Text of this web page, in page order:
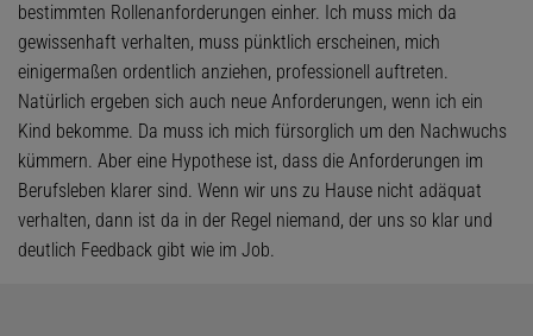
bestimmten Rollenanforderungen einher. Ich muss mich da
gewissenhaft verhalten, muss pünktlich erscheinen, mich
einigermaßen ordentlich anziehen, professionell auftreten.
Natürlich ergeben sich auch neue Anforderungen, wenn ich ein
Kind bekomme. Da muss ich mich fürsorglich um den Nachwuchs
kümmern. Aber eine Hypothese ist, dass die Anforderungen im
Berufsleben klarer sind. Wenn wir uns zu Hause nicht adäquat
verhalten, dann ist da in der Regel niemand, der uns so klar und
deutlich Feedback gibt wie im Job.